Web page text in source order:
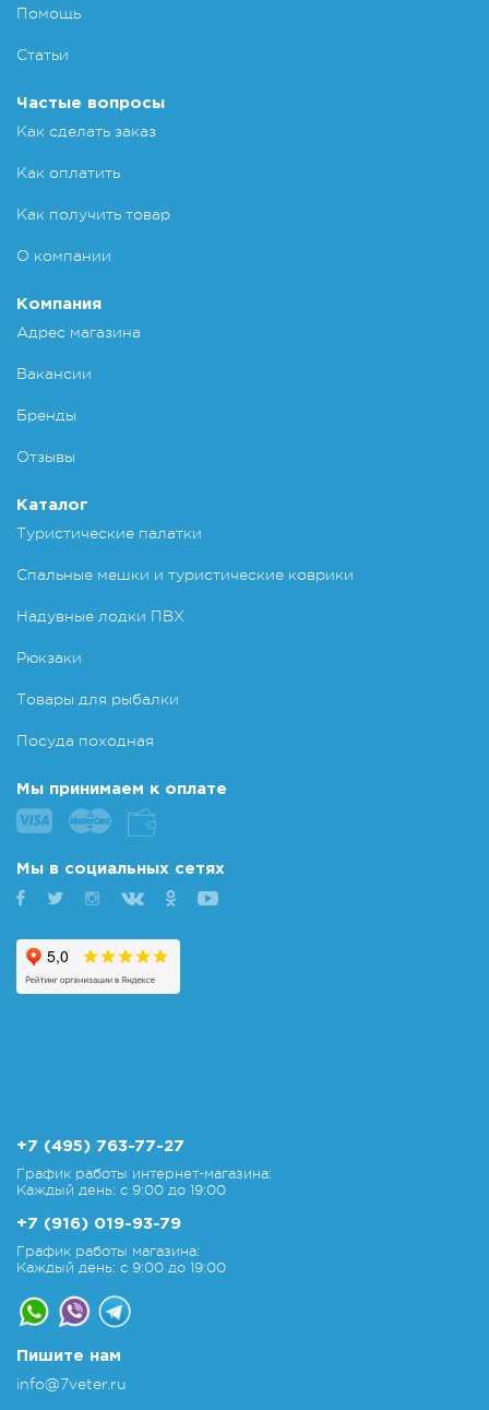
Помощь
Статьи
Частые вопросы
Как сделать заказ
Как оплатить
Как получить товар
О компании
Компания
Адрес магазина
Вакансии
Бренды
Отзывы
Каталог
Туристические палатки
Спальные мешки и туристические коврики
Надувные лодки ПВХ
Рюкзаки
Товары для рыбалки
Посуда походная
Мы принимаем к оплате
Мы в социальных сетях
+7 (495) 763-77-27
График работы интернет-магазина:
Каждый день: с 9:00 до 19:00
+7 (916) 019-93-79
График работы магазина:
Каждый день: с 9:00 до 19:00
Пишите нам
info@7veter.ru